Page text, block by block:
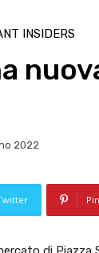
INSIDERS
2022